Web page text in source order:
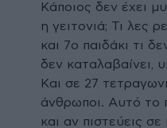
Κάποιος δεν έχει
η γειτονιά; Τι λες
και 7ο παιδάκι τι
δεν καταλαβαίνει,
Και σε 27
άνθρωποι. Αυτό το
και αν πιστεύεις